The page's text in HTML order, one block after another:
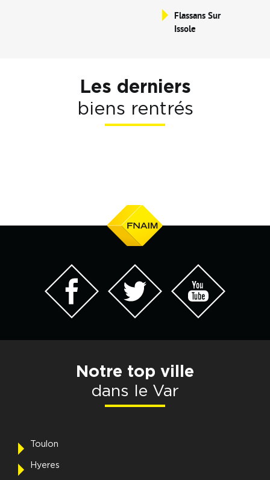
Flassans Sur
Issole
Les derniers
biens rentrés
Notre top ville
dans le Var
Toulon
Hyeres